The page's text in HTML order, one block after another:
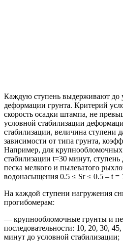
Каждую ступень выдерживают до
деформации грунта. Критерий
скорость осадки штампа, не
условной стабилизации
стабилизации, величина ступени
зависимости от типа грунта,
Например, для крупнообломочных
стабилизации t=30 минут,
песка мелкого и пылеватого
водонасыщения 0.5 ≤ Sr ≤ 0.5 – t
На каждой ступени нагружения
прогибомерам:
— крупнообломочные грунты и
последовательности: 10, 20, 30,
минут до условной стабилизации;